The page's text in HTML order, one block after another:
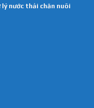
lý nước thải chăn nuôi